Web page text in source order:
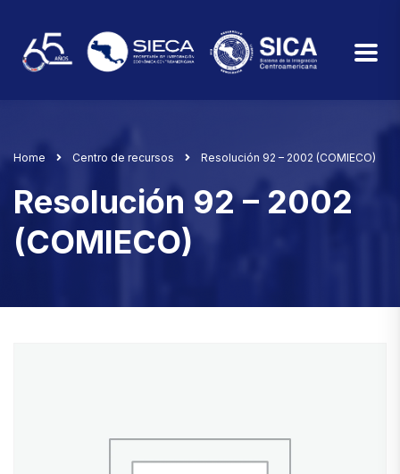
Home Centro de recursos Resolución 92 – 2002 (COMIECO)
Resolución 92 – 2002
(COMIECO)